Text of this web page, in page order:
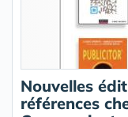
Nouvelles
références